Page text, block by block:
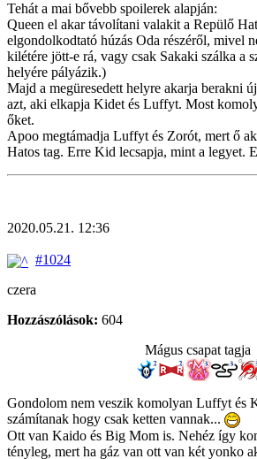
Tehát a mai bővebb spoilerek alapján:
Queen el akar távolítani valakit a Repülő
elgondolkodtató húzás Oda részéről, mivel
kilétére jött-e rá, vagy csak Sakaki szálka a
helyére pályázik.)
Majd a megüresedett helyre akarja berakni
azt, aki elkapja Kidet és Luffyt. Most
őket.
Apoo megtámadja Luffyt és Zorót, mert ő
Hatos tag. Erre Kid lecsapja, mint a legyet.
2020.05.21. 12:36
#1024
czera
Hozzászólások: 604
Mágus csapat tagja
Gondolom nem veszik komolyan Luffyt és
számítanak hogy csak ketten vannak...
Ott van Kaido és Big Mom is. Nehéz így
tényleg, mert ha gáz van ott van két yonko